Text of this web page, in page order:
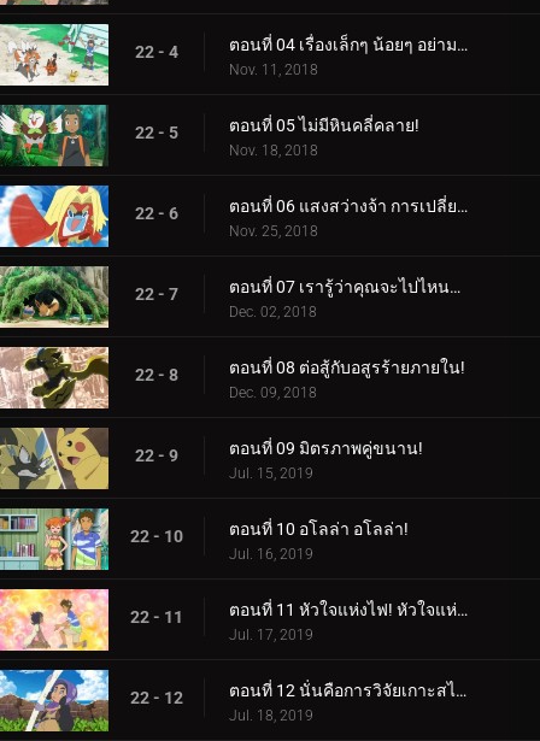
22 - 4 ตอนที่ 04 เรื่องเล็กๆ น้อยๆ อย่ามองข้าม!
Nov. 11, 2018
22 - 5 ตอนที่ 05 ไม่มีหินคลี่คลาย!
Nov. 18, 2018
22 - 6 ตอนที่ 06 แสงสว่างจ้า การเปลี่ยนแปลงครั้งยิ่งใหญ่!
Nov. 25, 2018
22 - 7 ตอนที่ 07 เรารู้ว่าคุณจะไปไหนอีวุย!
Dec. 02, 2018
22 - 8 ตอนที่ 08 ต่อสู้กับอสูรร้ายภายใน!
Dec. 09, 2018
22 - 9 ตอนที่ 09 มิตรภาพคู่ขนาน!
Jul. 15, 2019
22 - 10 ตอนที่ 10 อโลล่า อโลล่า!
Jul. 16, 2019
22 - 11 ตอนที่ 11 หัวใจแห่งไฟ! หัวใจแห่งหิน!
Jul. 17, 2019
22 - 12 ตอนที่ 12 นั่นคือการวิจัยเกาะสไปซี่!
Jul. 18, 2019